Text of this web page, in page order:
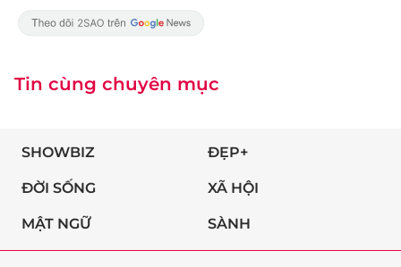
Tin cùng chuyên mục
SHOWBIZ ĐẸP+
ĐỜI SỐNG XÃ HỘI
MẬT NGỮ SÀNH